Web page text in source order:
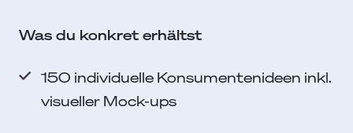
Was du konkret erhältst
150 individuelle Konsumentenideen inkl.
visueller Mock-ups